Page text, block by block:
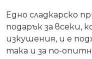
Едно сладкарско
подарък за всеки,
изкушения, и е
така и за по-